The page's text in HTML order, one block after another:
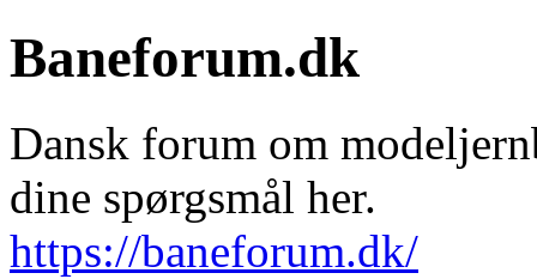
Baneforum.dk
Dansk forum om
dine spørgsmål her.
https://baneforum.dk/